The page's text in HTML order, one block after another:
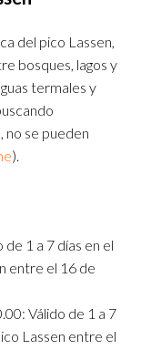
del pico Lassen,
bosques, lagos y
termales y
no se pueden
).
1 a 7 días en el
entre el 16 de
Válido de 1 a 7
Lassen entre el